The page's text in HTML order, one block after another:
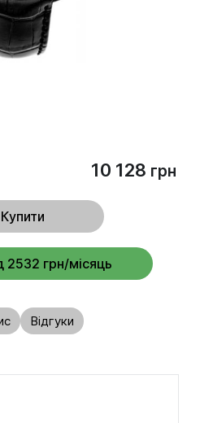
10 128 грн
Купити
2532 грн/місяць
Відгуки